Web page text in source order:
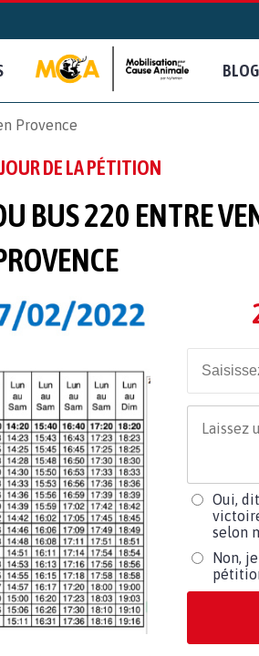
BLOG
Provence
DE LA PÉTITION
BUS 220 ENTRE
Oui,
selon
Non,